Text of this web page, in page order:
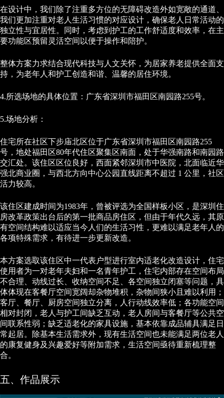
在设计中，我们除了注重多方位的无障碍改造外如宽敞的通道、
我们更加注重对老人生活习惯的对应设计，确保老人日常活动的
独立性与宜居性。同时，考虑到护工的工作舒适度和效率，在主
要功能区预留灵活空间以便于操作和陪护。
整体方案力求结合现代科技与人文关怀，为居家养老提供全面支
持，为老年人和护工创造和谐、温馨的居住环境。
4.所选场地的具体位置：广东省深圳市福田区南园路255号。
5.场地分析：
住宅所在社区下步庙北区位于广东省深圳市福田区南园路255
号，地处福田区80年代住区聚集区南面，处于华强南路和南园路
交汇处。该住区区位良好，西面紧邻深圳市中医院，北面临近华
强北商业圈，与西北方向中心公园直线距离不超过 1 公里，社区
活力较高。
该住区建成时间为1983年，曾被评选为全国样板小区，是深圳住
房改革政策出台后的第一批商品房住区，但由于年代久远，其原
有空间结构难以适应当今人们的生活习性，更难以满足老年人的
各项特殊需求，有待进一步更新改造。
本方案选取该住区中一代表户型进行室内适老化改造设计，住宅
使用者为一对老年夫妇和一名青年护工，住宅内部存在空间布局
不合理、动线过长、收纳空间不足、各空间独立闭塞等问题，具
体体现在客餐厅空间宽阔却杂物堆积，杂物间狭小且难以利用；
客厅、餐厅、厨房空间独立分离，人行动线效率低；各功能空间
相对封闭，老人与护工间缺乏互动，老人房间与客餐厅等公共空
间联系性弱；缺乏适老化的家具设施，基本依靠成品辅具满足日
常起居。除基本生活需求外，现有生活空间也未能满足两位老人
的康复健身及兴趣爱好等附加需求，生活空间亟待重新梳理整
合。
五、作品展示